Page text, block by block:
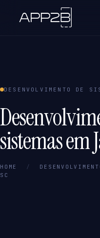
DESENVOLVIMENTO DE
sistemas em
HOME /
SC